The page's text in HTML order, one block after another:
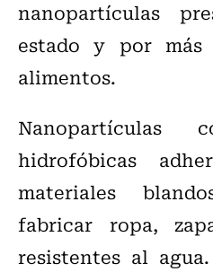
nanopartículas
estado y por
alimentos.
Nanopartículas
hidrofóbicas
materiales
fabricar ropa,
resistentes al